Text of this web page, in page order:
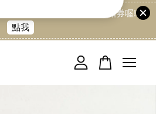
領取專屬折扣券喔!
點我
車目前還是空的。